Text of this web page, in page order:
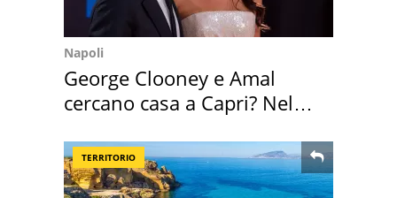
Napoli
George Clooney e Amal
cercano casa a Capri? Nel
TERRITORIO